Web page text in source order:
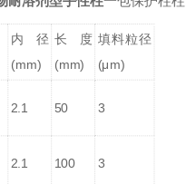
内径
(mm)
长度
(mm)
填料粒径
(μm)
2.1 50 3
2.1 100 3